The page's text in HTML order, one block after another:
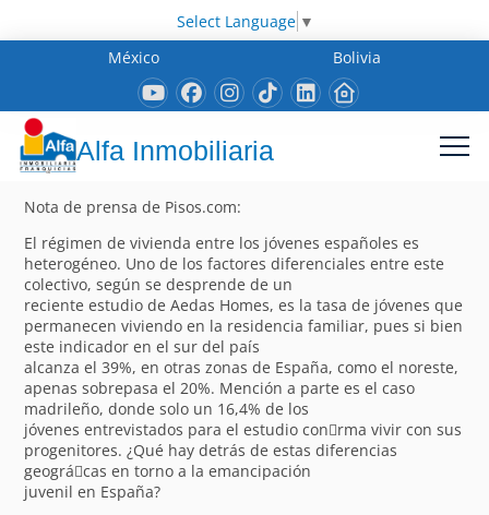
Select Language ▼
México
Bolivia
Alfa Inmobiliaria
Nota de prensa de Pisos.com:
El régimen de vivienda entre los jóvenes españoles es
heterogéneo. Uno de los factores diferenciales entre este
colectivo, según se desprende de un
reciente estudio de Aedas Homes, es la tasa de jóvenes que
permanecen viviendo en la residencia familiar, pues si bien
este indicador en el sur del país
alcanza el 39%, en otras zonas de España, como el noreste,
apenas sobrepasa el 20%. Mención a parte es el caso
madrileño, donde solo un 16,4% de los
jóvenes entrevistados para el estudio con􀁽rma vivir con sus
progenitores. ¿Qué hay detrás de estas diferencias
geográ􀁽cas en torno a la emancipación
juvenil en España?